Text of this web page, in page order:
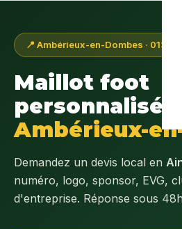
📍 Ambérieux-en-Dombes · 01330
Maillot foot
personnalisé à
Ambérieux-
Demandez un devis local en
numéro, logo, sponsor, EVG,
d'entreprise. Réponse sous